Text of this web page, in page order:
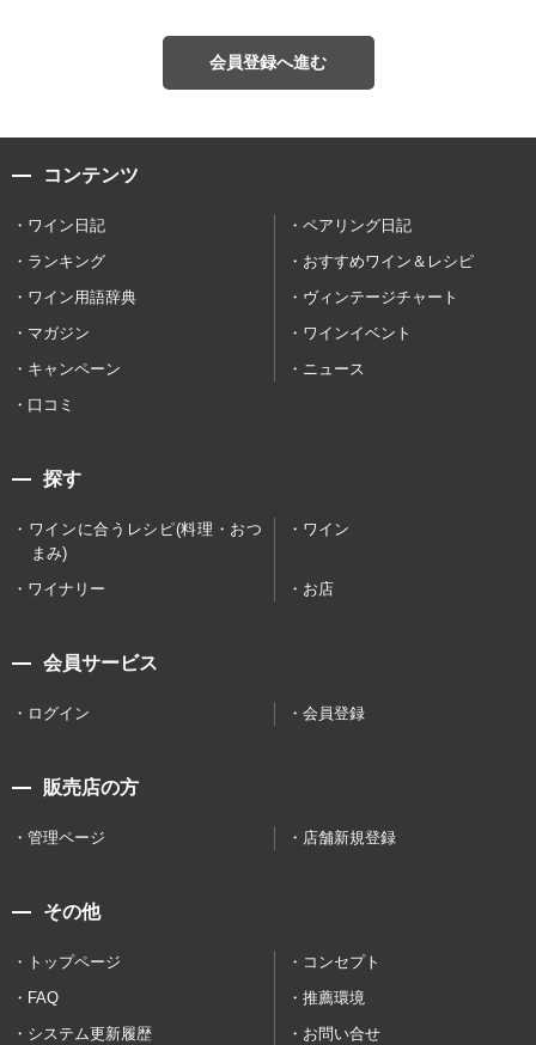
会員登録へ進む
コンテンツ
ワイン日記
ペアリング日記
ランキング
おすすめワイン＆レシピ
ワイン用語辞典
ヴィンテージチャート
マガジン
ワインイベント
キャンペーン
ニュース
口コミ
探す
ワインに合うレシピ(料理・おつ
まみ)
ワイン
ワイナリー お店
会員サービス
ログイン 会員登録
販売店の方
管理ページ 店舗新規登録
その他
トップページ
コンセプト
FAQ
推薦環境
システム更新履歴
お問い合せ